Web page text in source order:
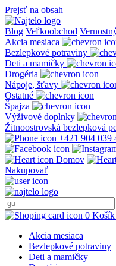
Prejsť na obsah
Blog Veľkoobchod
Akcia mesiaca
Bezlepkové potraviny
Deti a mamičky
Drogéria
Nápoje, šťavy
Ostatné
Špajza
Výživové doplnky
Žitnoostrovská bezlepková
+421 904 039
Domov
Nakupovať
0 Košík
Akcia mesiaca
Bezlepkové potraviny
Deti a mamičky